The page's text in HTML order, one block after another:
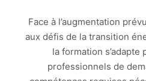
Face à l’augmentation
aux défis de la transition
la formation
professionnels de